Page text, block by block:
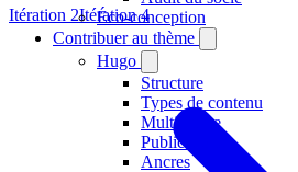
Éco-conception
Contribuer au thème
Hugo
Structure
Types de contenu
Multilingue
Publications
Ancres
Itération 2Itération 4